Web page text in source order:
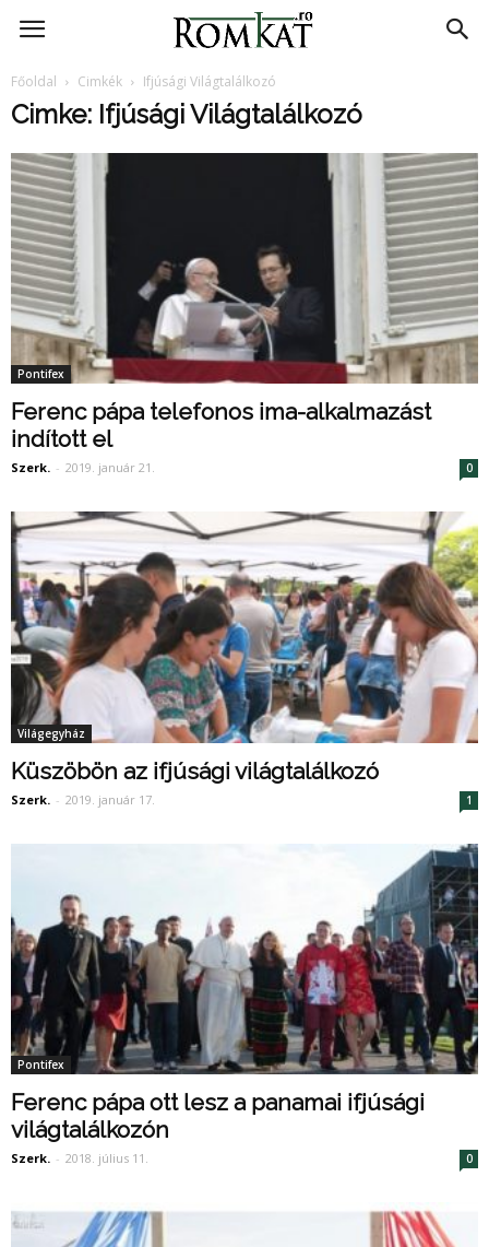
RomKat.ro
Főoldal Cimkék Ifjúsági Világtalálkozó
Cimke: Ifjúsági Világtalálkozó
Pontifex
Ferenc pápa telefonos ima-alkalmazást
indított el
Szerk. - 2019. január 21. 0
Világegyház
Küszöbön az ifjúsági világtalálkozó
Szerk. - 2019. január 17. 1
Pontifex
Ferenc pápa ott lesz a panamai ifjúsági
világtalálkozón
Szerk. - 2018. július 11. 0